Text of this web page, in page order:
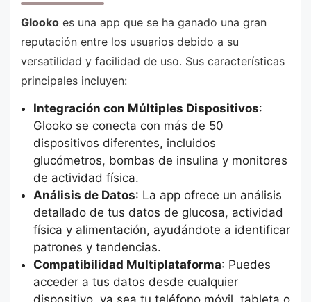
Glooko es una app que se ha ganado una gran
reputación entre los usuarios debido a su
versatilidad y facilidad de uso. Sus características
principales incluyen:
Integración con Múltiples Dispositivos:
Glooko se conecta con más de 50
dispositivos diferentes, incluidos
glucómetros, bombas de insulina y monitores
de actividad física.
Análisis de Datos: La app ofrece un análisis
detallado de tus datos de glucosa, actividad
física y alimentación, ayudándote a identificar
patrones y tendencias.
Compatibilidad Multiplataforma: Puedes
acceder a tus datos desde cualquier
dispositivo, ya sea tu teléfono móvil, tableta o